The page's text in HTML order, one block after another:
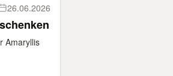
26.06.2026
Samen zu verschenken
Amaryllis